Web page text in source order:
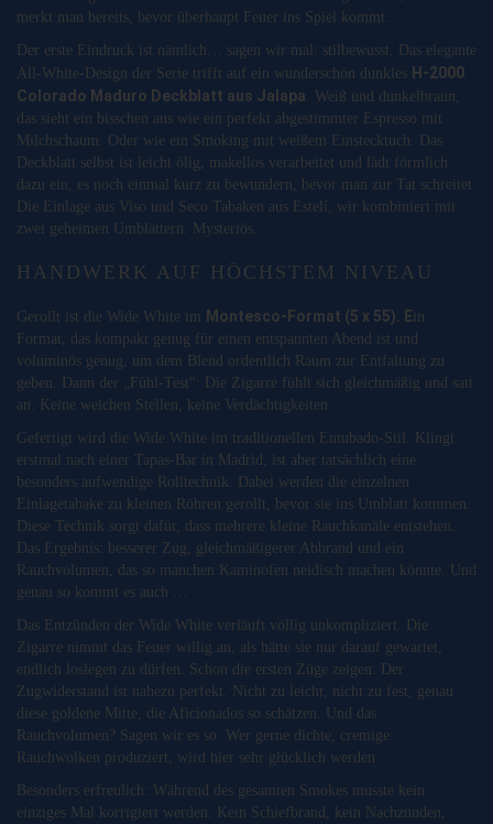
merkt man bereits, bevor überhaupt Feuer ins Spiel kommt.
Der erste Eindruck ist nämlich… sagen wir mal: stilbewusst. Das elegante
All-White-Design der Serie trifft auf ein wunderschön dunkles H-2000
Colorado Maduro Deckblatt aus Jalapa . Weiß und dunkelbraun,
das sieht ein bisschen aus wie ein perfekt abgestimmter Espresso mit
Milchschaum. Oder wie ein Smoking mit weißem Einstecktuch. Das
Deckblatt selbst ist leicht ölig, makellos verarbeitet und lädt förmlich
dazu ein, es noch einmal kurz zu bewundern, bevor man zur Tat schreitet.
Die Einlage aus Viso und Seco Tabaken aus Estelí, wir kombiniert mit
zwei geheimen Umblättern. Mysteriös.
HANDWERK AUF HÖCHSTEM NIVEAU
Gerollt ist die Wide White im Montesco-Format (5 x 55). Ein
Format, das kompakt genug für einen entspannten Abend ist und
voluminös genug, um dem Blend ordentlich Raum zur Entfaltung zu
geben. Dann der „Fühl-Test“: Die Zigarre fühlt sich gleichmäßig und satt
an. Keine weichen Stellen, keine Verdächtigkeiten.
Gefertigt wird die Wide White im traditionellen Entubado-Stil. Klingt
erstmal nach einer Tapas-Bar in Madrid, ist aber tatsächlich eine
besonders aufwendige Rolltechnik. Dabei werden die einzelnen
Einlagetabake zu kleinen Röhren gerollt, bevor sie ins Umblatt kommen.
Diese Technik sorgt dafür, dass mehrere kleine Rauchkanäle entstehen.
Das Ergebnis: besserer Zug, gleichmäßigerer Abbrand und ein
Rauchvolumen, das so manchen Kaminofen neidisch machen könnte. Und
genau so kommt es auch …
Das Entzünden der Wide White verläuft völlig unkompliziert. Die
Zigarre nimmt das Feuer willig an, als hätte sie nur darauf gewartet,
endlich loslegen zu dürfen. Schon die ersten Züge zeigen: Der
Zugwiderstand ist nahezu perfekt. Nicht zu leicht, nicht zu fest, genau
diese goldene Mitte, die Aficionados so schätzen. Und das
Rauchvolumen? Sagen wir es so: Wer gerne dichte, cremige
Rauchwolken produziert, wird hier sehr glücklich werden.
Besonders erfreulich: Während des gesamten Smokes musste kein
einziges Mal korrigiert werden. Kein Schiefbrand, kein Nachzünden,